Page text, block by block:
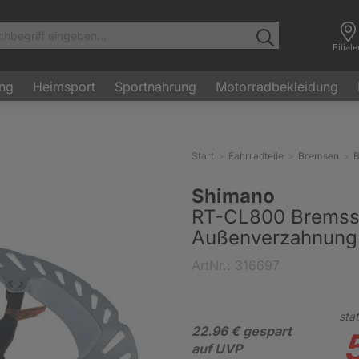
Heimsport Sportnahrung Motorradbekleidung
Start Fahrradteile Bremsen
Shimano
RT-CL800
Außenverzahnung
22.96 € gespart
auf UVP